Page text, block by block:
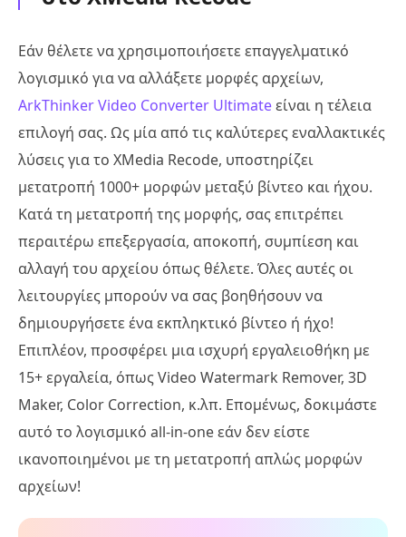
Εάν θέλετε να χρησιμοποιήσετε επαγγελματικό
λογισμικό για να αλλάξετε μορφές αρχείων,
ArkThinker Video Converter Ultimateείναι η τέλεια
επιλογή σας. Ως μία από τις καλύτερες εναλλακτικές
λύσεις για το XMedia Recode, υποστηρίζει
μετατροπή 1000+ μορφών μεταξύ βίντεο και ήχου.
Κατά τη μετατροπή της μορφής, σας επιτρέπει
περαιτέρω επεξεργασία, αποκοπή, συμπίεση και
αλλαγή του αρχείου όπως θέλετε. Όλες αυτές οι
λειτουργίες μπορούν να σας βοηθήσουν να
δημιουργήσετε ένα εκπληκτικό βίντεο ή ήχο!
Επιπλέον, προσφέρει μια ισχυρή εργαλειοθήκη με
15+ εργαλεία, όπως Video Watermark Remover, 3D
Maker, Color Correction, κ.λπ. Επομένως, δοκιμάστε
αυτό το λογισμικό all-in-one εάν δεν είστε
ικανοποιημένοι με τη μετατροπή απλώς μορφών
αρχείων!